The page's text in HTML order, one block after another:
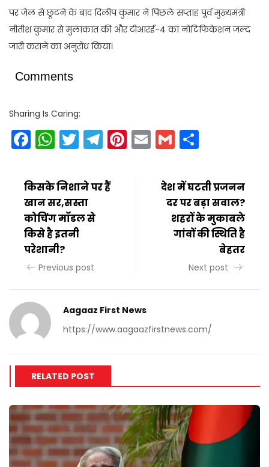
पर जेल से छूटने के बाद दिलीप कुमार ने पिछले सप्ताह पूर्व मुख्यमंत्री
नीतीश कुमार से मुलाकात की और टीआरई-4 का नोटिफिकेशन जल्द
जारी कराने का अनुरोध किया।
Comments
Sharing Is Caring:
Facebook
WhatsApp
Twitter
Telegram
Pinterest
EmailGmail
किसके निशाने पर हैं
खान सर,सस्ता
कोचिंग मॉडल से
किसे है इतनी
परेशानी?
Previous post
देश में घटती प्रजनन
दर पर बड़ा सवाल?
शहरों के मुकाबले
गांवों की स्थिति है
बेहतर
Next post
Aagaaz First News
https://www.aagaazfirstnews.com/
RELATED POST